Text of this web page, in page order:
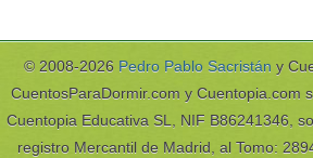
© 2008-2026 Pedro Pablo Sacristán y
CuentosParaDormir.com y Cuentopia.com
Cuentopia Educativa SL, NIF B86241346,
registro Mercantil de Madrid, al Tomo: